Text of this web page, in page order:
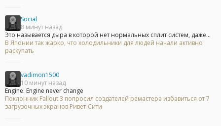
Social
8 минут назад
Это называется дыра в которой нет нормальных сплит систем, даже...
В Японии так жарко, что холодильники для людей начали активно
раскупать
vadimon1500
10 минут назад
Engine. Engine never change
Поклонник Fallout 3 попросил создателей ремастера избавиться от 7
загрузочных экранов Ривет-Сити